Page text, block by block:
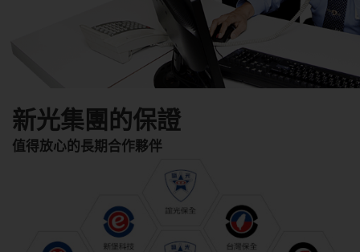
新光集團的保證
值得放心的長期合作夥伴